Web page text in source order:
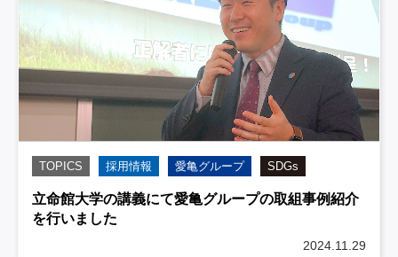
TOPICS 採用情報 愛亀グループ SDGs
立命館大学の講義にて愛亀グループの取組事例紹介
を行いました
2024.11.29